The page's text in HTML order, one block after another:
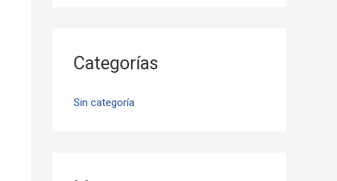
Categorías
Sin categoría